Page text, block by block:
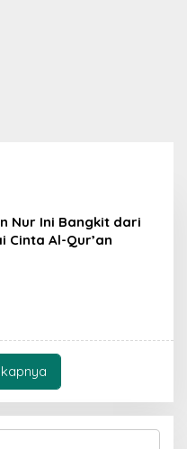
Nur Ini Bangkit dari
Cinta Al-Qur’an